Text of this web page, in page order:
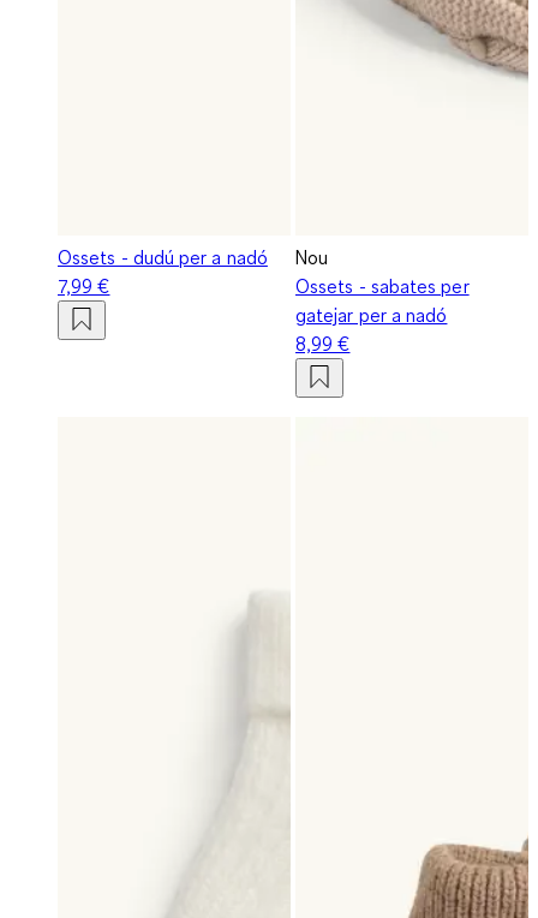
Ossets - dudú per a nadó
7,99 €
Nou
Ossets - sabates per
gatejar per a nadó
8,99 €